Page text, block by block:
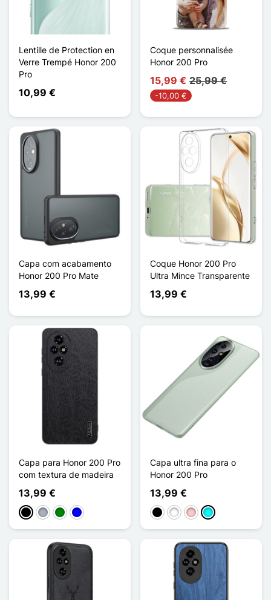
Lentille de Protection en
Verre Trempé Honor 200
Pro
10,99 €
Coque personnalisée
Honor 200 Pro
15,99 € 25,99 €
-10,00 €
Capa com acabamento
Honor 200 Pro Mate
13,99 €
Coque Honor 200 Pro
Ultra Mince Transparente
13,99 €
Capa para Honor 200 Pro
com textura de madeira
13,99 €
PretoCinzento
VerdeAzul
Capa ultra fina para o
Honor 200 Pro
13,99 €
PretoBrancoRosaCiano